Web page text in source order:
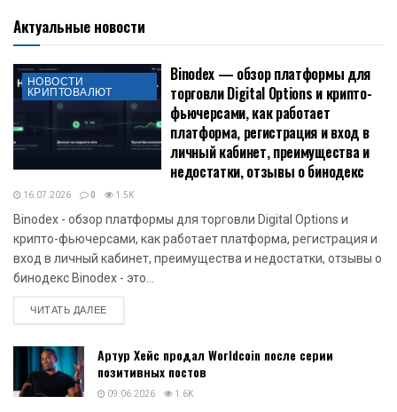
Актуальные новости
НОВОСТИ
КРИПТОВАЛЮТ
Binodex — обзор платформы для
торговли Digital Options и крипто-
фьючерсами, как работает
платформа, регистрация и вход в
личный кабинет, преимущества и
недостатки, отзывы о бинодекс
16.07.2026 0 1.5K
Binodex - обзор платформы для торговли Digital Options и
крипто-фьючерсами, как работает платформа, регистрация и
вход в личный кабинет, преимущества и недостатки, отзывы о
бинодекс Binodex - это...
ЧИТАТЬ ДАЛЕЕDETAILS
Артур Хейс продал Worldcoin после серии
позитивных постов
09.06.2026 1.6K